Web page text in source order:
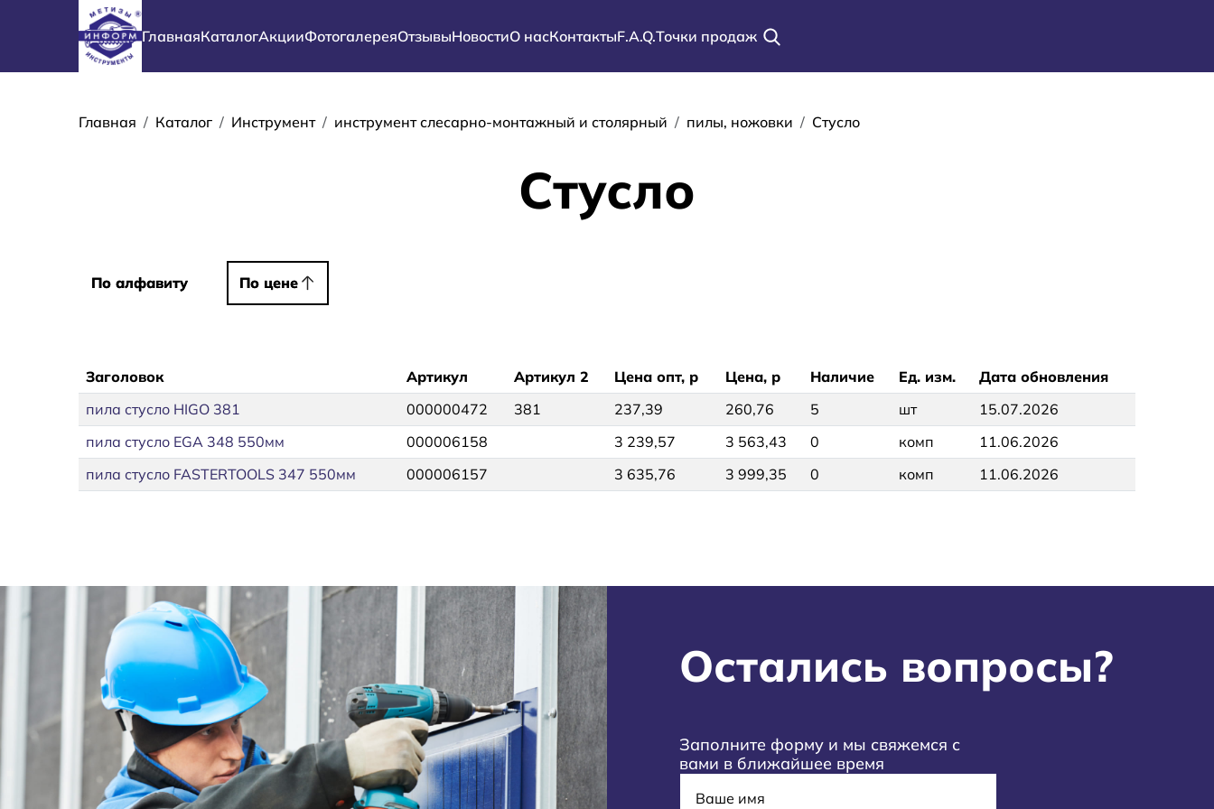
Перейти к основному содержанию
Основная навигация
ГлавнаяКаталогАкцииФотогалереяОтзывыНовостиО насКонтактыF.A.Q.Точки продаж
Строка навигации
Главная Каталог Инструмент инструмент слесарно-монтажный и столярный пилы, ножовки Стусло
Стусло
По алфавиту
По алфавиту По цене
По цене
Заголовок Артикул Артикул 2 Цена опт, р Цена, р Наличие Ед. изм.
Дата обновления
пила стусло HIGO 381
000000472 381 237,39 260,76 5 шт
15.07.2026
пила стусло EGA 348 550мм
000006158 3 239,57 3 563,43 0 комп
11.06.2026
пила стусло FASTERTOOLS 347 550мм
000006157 3 635,76 3 999,35 0 комп 11.06.2026
Остались вопросы?
Заполните форму и мы свяжемся с
вами в ближайшее время